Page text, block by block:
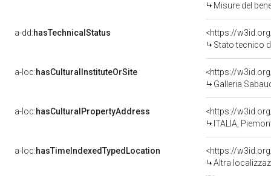
Misure del
a-dd:hasTechnicalStatus
<https://
Stato tecnico
a-loc:hasCulturalInstituteOrSite
<https://
Galleria
a-loc:hasCulturalPropertyAddress
<https://
ITALIA,
a-loc:hasTimeIndexedTypedLocation
<https://
Altra